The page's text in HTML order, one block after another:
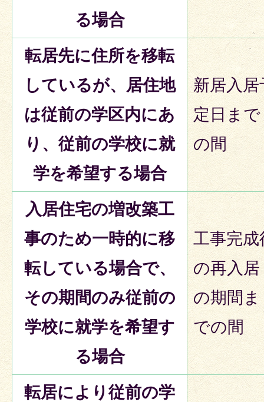
る場合
転居先に住所を移転
しているが、居住地
は従前の学区内にあ
り、従前の学校に就
学を希望する場合
新居入居
定日まで
の間
入居住宅の増改築工
事のため一時的に移
転している場合で、
その期間のみ従前の
学校に就学を希望す
る場合
工事完成
の再入居
の期間ま
での間
転居により従前の学